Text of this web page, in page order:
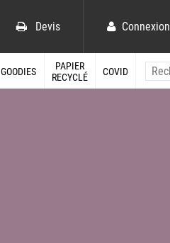
Devis Connexion
GOODIES
PAPIER
RECYCLÉ
COVID